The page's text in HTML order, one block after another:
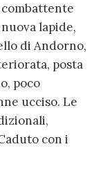
lapide,
di Andorno,
posta
poco
ucciso. Le
con i